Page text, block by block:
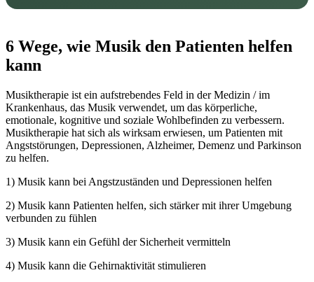
6 Wege, wie Musik den Patienten helfen
kann
Musiktherapie ist ein aufstrebendes Feld in der Medizin / im
Krankenhaus, das Musik verwendet, um das körperliche,
emotionale, kognitive und soziale Wohlbefinden zu verbessern.
Musiktherapie hat sich als wirksam erwiesen, um Patienten mit
Angststörungen, Depressionen, Alzheimer, Demenz und Parkinson
zu helfen.
1) Musik kann bei Angstzuständen und Depressionen helfen
2) Musik kann Patienten helfen, sich stärker mit ihrer Umgebung
verbunden zu fühlen
3) Musik kann ein Gefühl der Sicherheit vermitteln
4) Musik kann die Gehirnaktivität stimulieren